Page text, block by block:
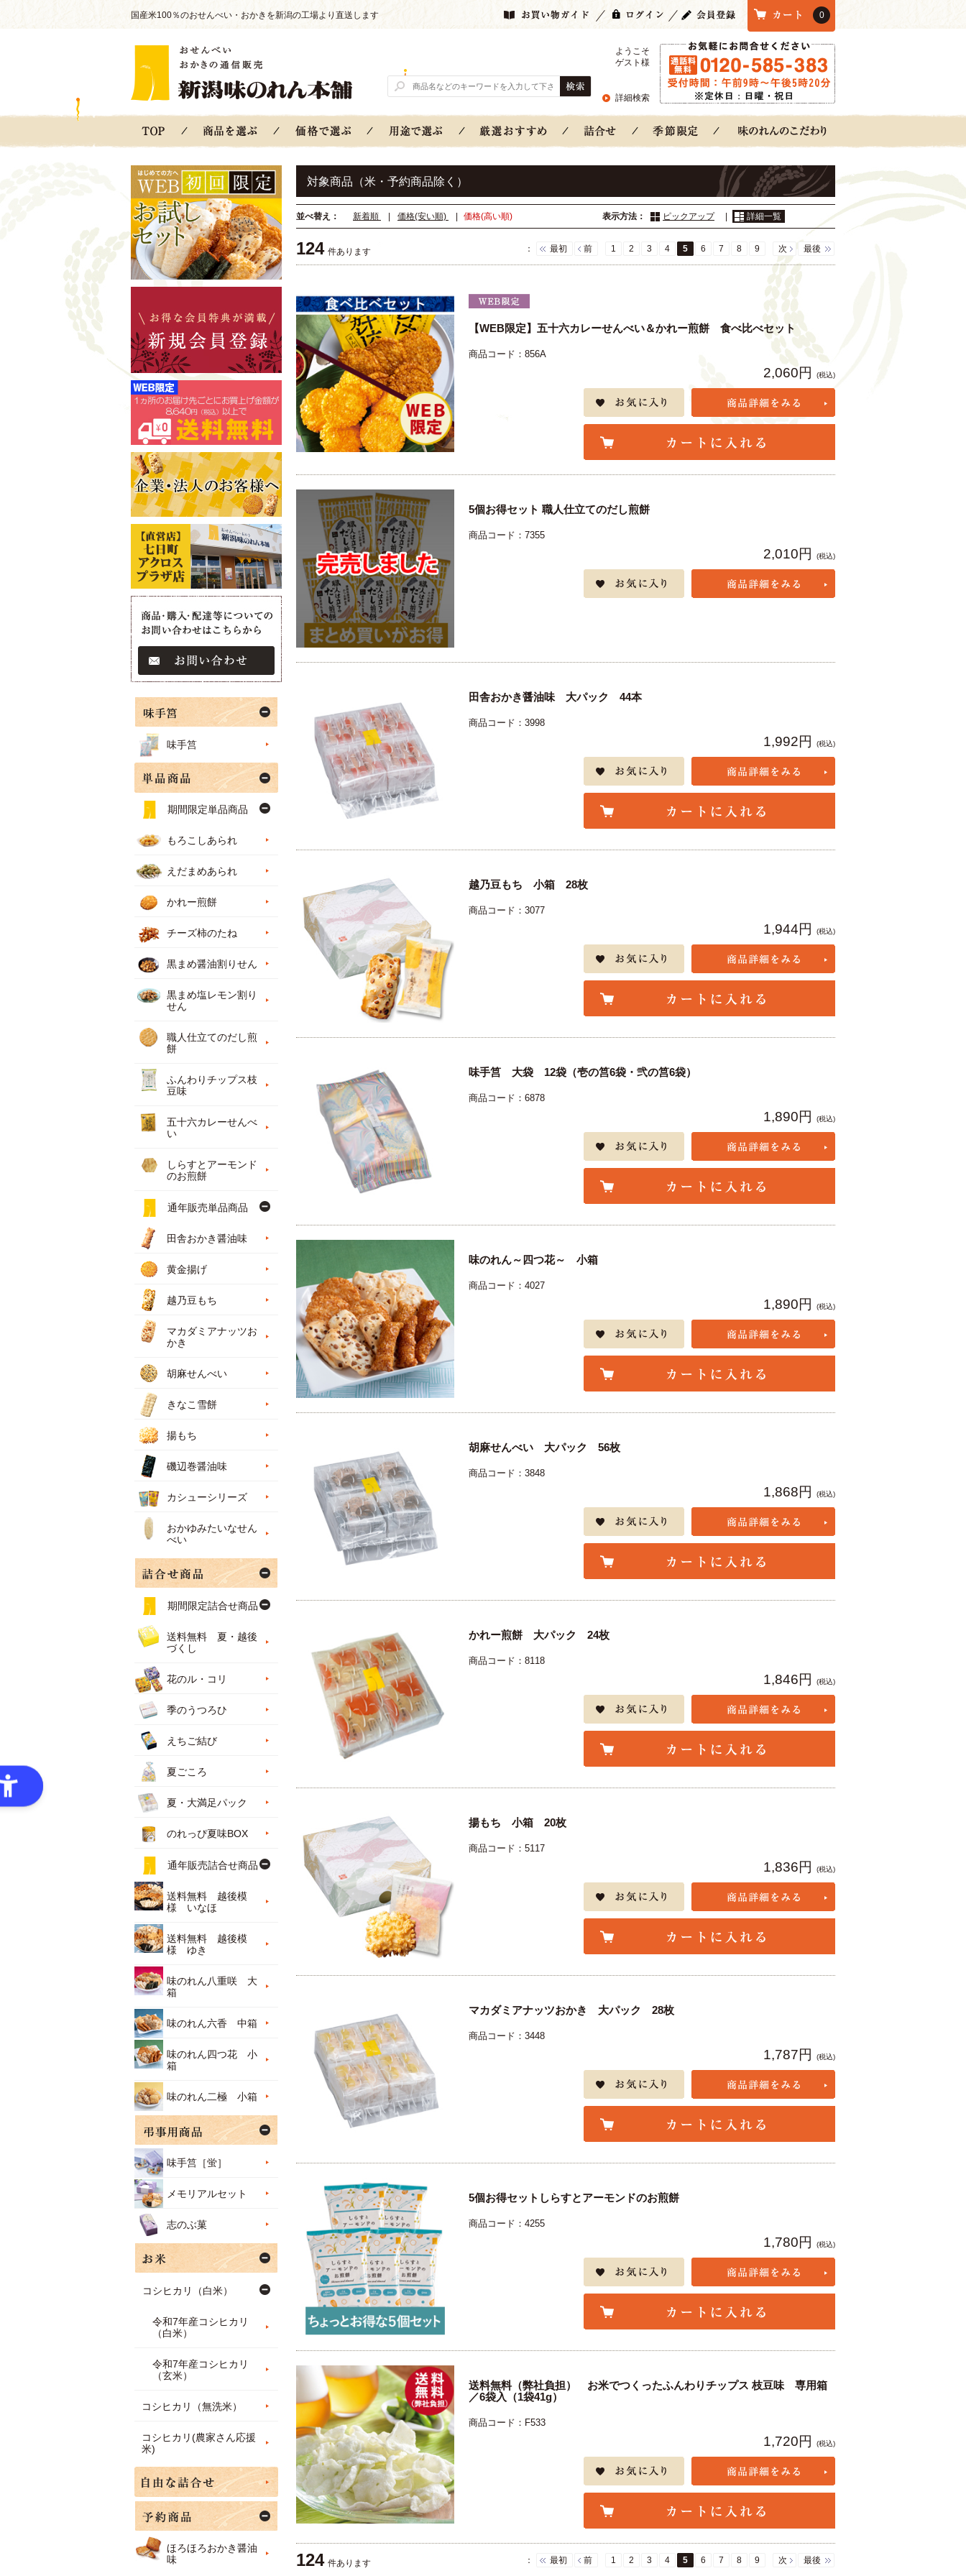
国産米100％のおせんべい・おかきを新潟の工場より直送します 0
ようこそ
ゲスト様
詳細検索
対象商品（米・予約商品除く）
表示方法： ピックアップ 詳細一覧
並べ替え： 新着順 価格(安い順) 価格(高い順)
124 件あります ： 最初 前 1 2 3 4 5 6 7 8 9 次 最後
【WEB限定】五十六カレーせんべい＆かれー煎餅 食べ比べセット
商品コード：856A
2,060円 (税込)
5個お得セット 職人仕立てのだし煎餅
商品コード：7355
2,010円 (税込)
田舎おかき醤油味 大パック 44本
商品コード：3998
1,992円 (税込)
越乃豆もち 小箱 28枚
商品コード：3077
1,944円 (税込)
味手筥 大袋 12袋（壱の筥6袋・弐の筥6袋）
商品コード：6878
1,890円 (税込)
味のれん～四つ花～ 小箱
商品コード：4027
1,890円 (税込)
胡麻せんべい 大パック 56枚
商品コード：3848
1,868円 (税込)
かれー煎餅 大パック 24枚
商品コード：8118
1,846円 (税込)
揚もち 小箱 20枚
商品コード：5117
1,836円 (税込)
マカダミアナッツおかき 大パック 28枚
商品コード：3448
1,787円 (税込)
5個お得セットしらすとアーモンドのお煎餅
商品コード：4255
1,780円 (税込)
送料無料（弊社負担） お米でつくったふんわりチップス 枝豆味 専用箱
／6袋入（1袋41g）
商品コード：F533
1,720円 (税込)
124 件あります ： 最初 前 1 2 3 4 5 6 7 8 9 次 最後
味手筥
期間限定単品商品
もろこしあられ
えだまめあられ
かれー煎餅
チーズ柿のたね
黒まめ醤油割りせん
黒まめ塩レモン割り
せん
職人仕立てのだし煎
餅
ふんわりチップス枝
豆味
五十六カレーせんべ
い
しらすとアーモンド
のお煎餅
通年販売単品商品
田舎おかき醤油味
黄金揚げ
越乃豆もち
マカダミアナッツお
かき
胡麻せんべい
きなこ雪餅
揚もち
磯辺巻醤油味
カシューシリーズ
おかゆみたいなせん
べい
期間限定詰合せ商品
送料無料 夏・越後
づくし
花のル・コリ
季のうつろひ
えちご結び
夏ごころ
夏・大満足パック
のれっぴ夏味BOX
通年販売詰合せ商品
送料無料 越後模
様 いなほ
送料無料 越後模
様 ゆき
味のれん八重咲 大
箱
味のれん六香 中箱
味のれん四つ花 小
箱
味のれん二極 小箱
味手筥［蛍］
メモリアルセット
志のぶ菓
コシヒカリ（白米）
令和7年産コシヒカリ
（白米）
令和7年産コシヒカリ
（玄米）
コシヒカリ（無洗米）
コシヒカリ(農家さん応援
米)
ほろほろおかき醤油
味